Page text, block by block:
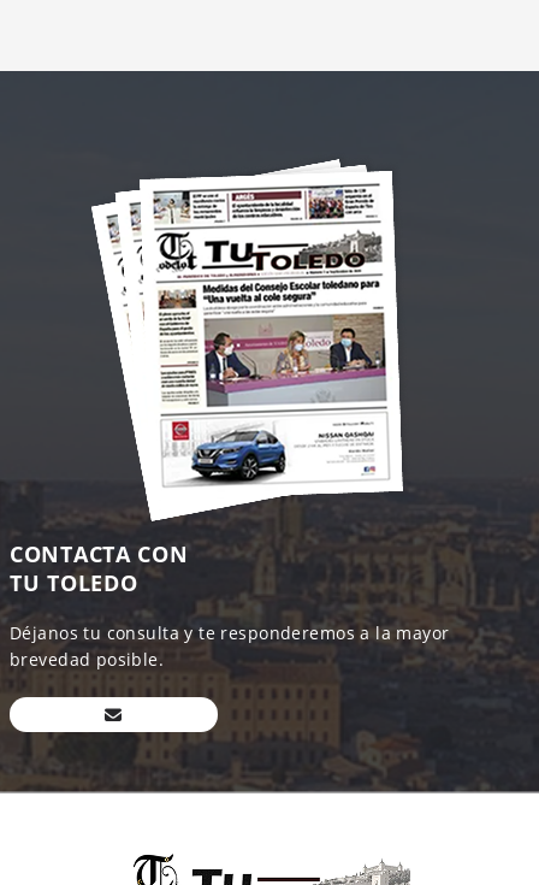
CONTACTA CON
TU TOLEDO
Déjanos tu consulta y te responderemos a la mayor
brevedad posible.